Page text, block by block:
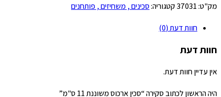
מק"ט:37031קטגוריה:סכינים , משחיזים , פותחנים
חוות דעת (0)
חוות דעת
אין עדיין חוות דעת.
היה הראשון לכתוב סקירה “סכין ארכוס משוננת 11 ס"מ”